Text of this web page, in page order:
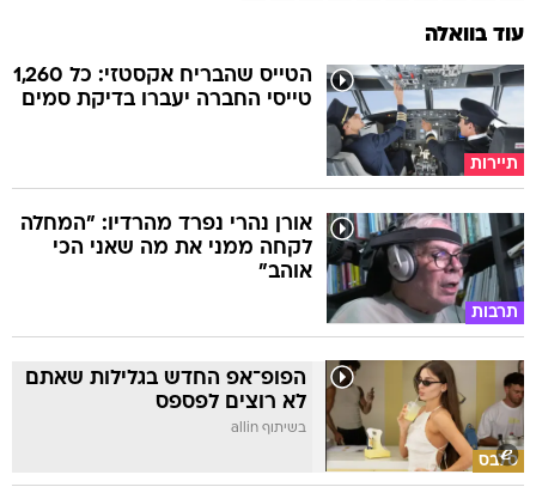
עוד בוואלה
תיירות
הטייס שהבריח אקסטזי: כל 1,260
טייסי החברה יעברו בדיקת סמים
תרבות
אורן נהרי נפרד מהרדיו: "המחלה
לקחה ממני את מה שאני הכי
אוהב"
סלבס
הפופ־אפ החדש בגלילות שאתם
לא רוצים לפספס
בשיתוף allin